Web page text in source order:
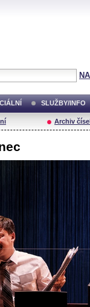
SLUŽBY/INFO
Archiv